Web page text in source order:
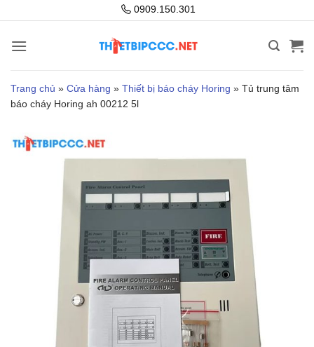
nội
0909.150.301
Trang chủ » Cửa hàng » Thiết bị báo cháy Horing » Tủ trung tâm
báo cháy Horing ah 00212 5l